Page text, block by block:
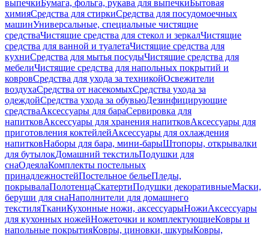
выпечкиБумага, фольга, рукава для выпечкиБытовая
химияСредства для стиркиСредства для посудомоечных
машинУниверсальные, специальные чистящие
средстваЧистящие средства для стекол и зеркалЧистящие
средства для ванной и туалетаЧистящие средства для
кухниСредства для мытья посудыЧистящие средства для
мебелиЧистящие средства для напольных покрытий и
ковровСредства для ухода за техникойОсвежители
воздухаСредства от насекомыхСредства ухода за
одеждойСредства ухода за обувьюДезинфицирующие
средстваАксессуары для бараСервировка для
напитковАксессуары для хранения напитковАксессуары для
приготовления коктейлейАксессуары для охлаждения
напитковНаборы для бара, мини-барыШтопоры, открывалки
для бутылокДомашний текстильПодушки для
снаОдеялаКомплекты постельных
принадлежностейПостельное бельеПледы,
покрывалаПолотенцаСкатертиПодушки декоративныеМаски,
беруши для снаНаполнители для домашнего
текстиляТканиКухонные ножи, аксессуарыНожиАксессуары
для кухонных ножейНожеточки и комплектующиеКовры и
напольные покрытияКовры, циновки, шкурыКовры,